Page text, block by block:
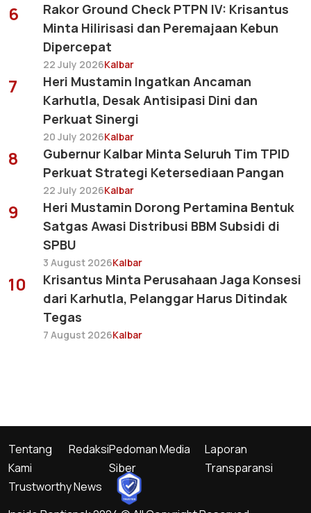
6
Rakor Ground Check PTPN IV: Krisantus
Minta Hilirisasi dan Peremajaan Kebun
Dipercepat
22 July 2026Kalbar
7
Heri Mustamin Ingatkan Ancaman
Karhutla, Desak Antisipasi Dini dan
Perkuat Sinergi
20 July 2026Kalbar
8
Gubernur Kalbar Minta Seluruh Tim TPID
Perkuat Strategi Ketersediaan Pangan
22 July 2026Kalbar
9
Heri Mustamin Dorong Pertamina Bentuk
Satgas Awasi Distribusi BBM Subsidi di
SPBU
3 August 2026Kalbar
10
Krisantus Minta Perusahaan Jaga Konsesi
dari Karhutla, Pelanggar Harus Ditindak
Tegas
7 August 2026Kalbar
Trustworthy News
Tentang
Kami
RedaksiPedoman Media
Siber
Laporan
Transparansi